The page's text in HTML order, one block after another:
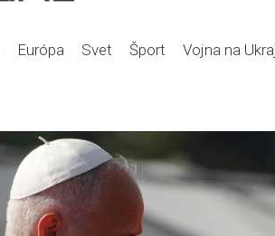
Európa Svet Šport Vojna na